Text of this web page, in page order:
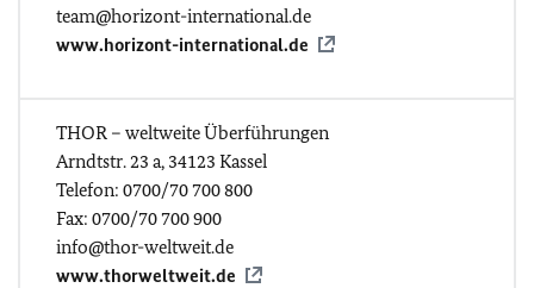
team@horizont-international.de
www.horizont-international.de
THOR – weltweite Überführungen
Arndtstr. 23 a, 34123 Kassel
Telefon: 0700/70 700 800
Fax: 0700/70 700 900
info@thor-weltweit.de
www.thorweltweit.de